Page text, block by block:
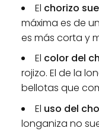
El chorizo
máxima es de
es más corta y
El color del
rojizo. El de la
bellotas que
El uso del
longaniza no